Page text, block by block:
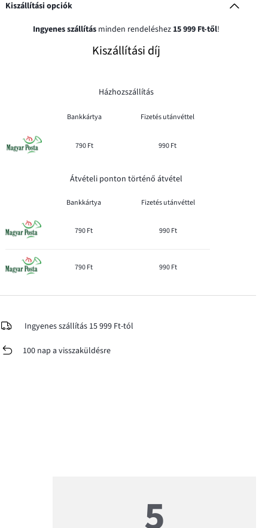
Kiszállítási opciók
Ingyenes szállításminden rendeléshez 15 999 Ft-től!
Kiszállítási díj
Házhozszállítás
Bankkártya Fizetés utánvéttel
790 Ft 990 Ft
Átvételi ponton történő átvétel
Bankkártya Fizetés utánvéttel
790 Ft 990 Ft
790 Ft 990 Ft
Ingyenes szállítás 15 999 Ft-tól
100 nap a visszaküldésre
5